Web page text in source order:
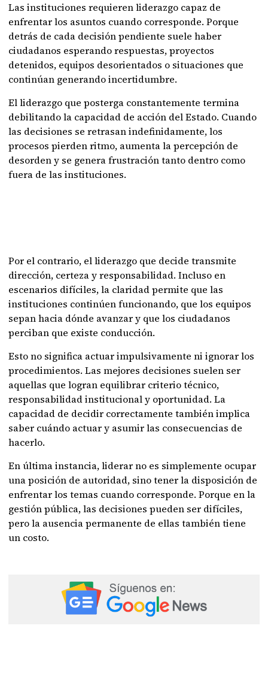
Las instituciones requieren liderazgo capaz de
enfrentar los asuntos cuando corresponde. Porque
detrás de cada decisión pendiente suele haber
ciudadanos esperando respuestas, proyectos
detenidos, equipos desorientados o situaciones que
continúan generando incertidumbre.
El liderazgo que posterga constantemente termina
debilitando la capacidad de acción del Estado. Cuando
las decisiones se retrasan indefinidamente, los
procesos pierden ritmo, aumenta la percepción de
desorden y se genera frustración tanto dentro como
fuera de las instituciones.
Por el contrario, el liderazgo que decide transmite
dirección, certeza y responsabilidad. Incluso en
escenarios difíciles, la claridad permite que las
instituciones continúen funcionando, que los equipos
sepan hacia dónde avanzar y que los ciudadanos
perciban que existe conducción.
Esto no significa actuar impulsivamente ni ignorar los
procedimientos. Las mejores decisiones suelen ser
aquellas que logran equilibrar criterio técnico,
responsabilidad institucional y oportunidad. La
capacidad de decidir correctamente también implica
saber cuándo actuar y asumir las consecuencias de
hacerlo.
En última instancia, liderar no es simplemente ocupar
una posición de autoridad, sino tener la disposición de
enfrentar los temas cuando corresponde. Porque en la
gestión pública, las decisiones pueden ser difíciles,
pero la ausencia permanente de ellas también tiene
un costo.